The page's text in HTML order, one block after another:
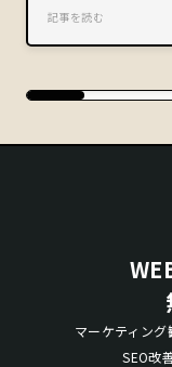
記事を読む
マーケティン
SEO改